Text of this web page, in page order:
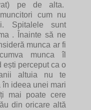
pe de alta.
cum nu
Spitalele sunt
. Înainte să ne
munca ar fi
munca îl
ești perceput ca o
altuia nu te
ideea unei mari
mai poate cere
din oricare altă